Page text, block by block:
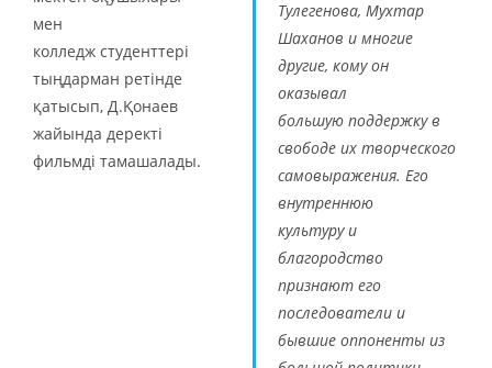
мен
колледж студенттері
тыңдарман ретінде
қатысып, Д.Қонаев
жайында деректі
фильмді тамашалады.
Тулегенова, Мухтар
Шаханов и многие
другие, кому он
оказывал
большую поддержку в
свободе их творческого
самовыражения. Его
внутреннюю
культуру и
благородство
признают его
последователи и
бывшие оппоненты из